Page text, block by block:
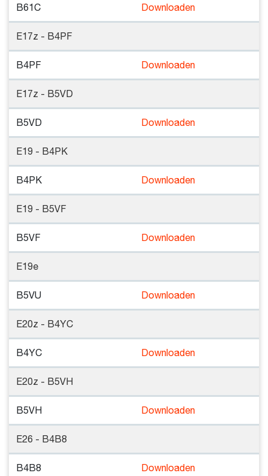
B61C Downloaden
E17z - B4PF
B4PF Downloaden
E17z - B5VD
B5VD Downloaden
E19 - B4PK
B4PK Downloaden
E19 - B5VF
B5VF Downloaden
E19e
B5VU Downloaden
E20z - B4YC
B4YC Downloaden
E20z - B5VH
B5VH Downloaden
E26 - B4B8
B4B8 Downloaden